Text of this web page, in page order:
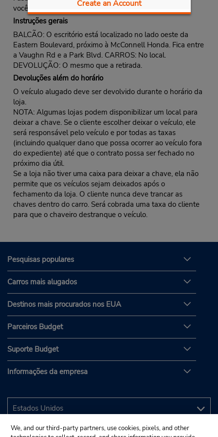
Create an Account
você o contrato pré-impresso e as chaves.
Instruções gerais
BALCÃO: O escritório está localizado no lado oeste da
Eastern Boulevard, próximo à McConnell Honda. Fica entre
a Vaughn Rd e a Park Blvd. CARROS: No local.
DEVOLUÇÃO: O mesmo que a retirada.
Devoluções além do horário
O veículo alugado deve ser devolvido durante o horário da
loja.
NOTA: Algumas lojas podem disponibilizar um local para
deixar a chave. Se o cliente escolher deixar o veículo, ele
será responsável pelo veículo e por todas as taxas
(incluindo qualquer dano que possa ocorrer ao veículo fora
do expediente) até que o contrato possa ser fechado no
próximo dia útil.
Se a loja não tiver uma caixa para deixar a chave, ela não
permite que os veículos sejam deixados após o
fechamento da loja. O cliente nunca deve trancar as
chaves dentro do carro. Será cobrada uma taxa do cliente
para que o chaveiro destranque o veículo.
Pesquisas populares
Carros mais alugados
Destinos mais procurados nos EUA
Parceiros Budget
Suporte Budget
Informações da empresa
We, and our third-party partners, use cookies, pixels, and other